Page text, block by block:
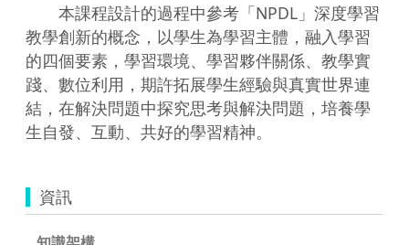
本課程設計的過程中參考「NPDL」深度學習
教學創新的概念，以學生為學習主體，融入學習
的四個要素，學習環境、學習夥伴關係、教學實
踐、數位利用，期許拓展學生經驗與真實世界連
結，在解決問題中探究思考與解決問題，培養學
生自發、互動、共好的學習精神。
資訊